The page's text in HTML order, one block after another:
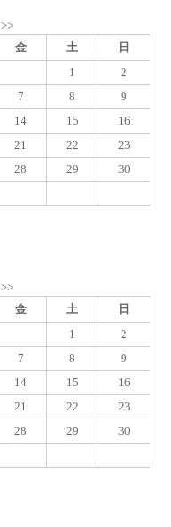
>>
金 土
日
1
2
7 8
9
14 15
16
21 22
23
28 29
30
>>
金 土
日
1
2
7 8
9
14 15
16
21 22
23
28 29
30